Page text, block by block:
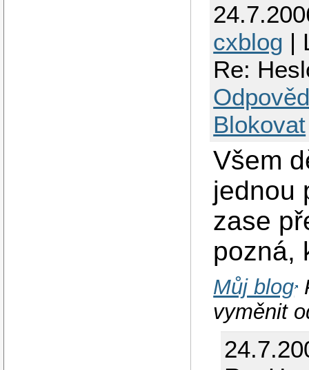
        }
cxblog |
Re:
Blokovat
Všem
jednou
zase
pozná,
Můj blog
vyměnit